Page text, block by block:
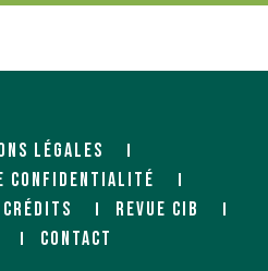
LÉGALES
CONFIDENTIALITÉ
CRÉDITS
REVUE CIB
CONTACT